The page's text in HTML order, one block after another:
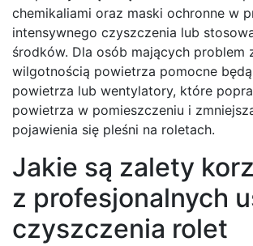
chemikaliami oraz maski ochronne w
intensywnego czyszczenia lub
środków. Dla osób mających problem
wilgotnością powietrza pomocne
powietrza lub wentylatory, które
powietrza w pomieszczeniu i
pojawienia się pleśni na roletach.
Jakie są zalety
z profesjonalnych
czyszczenia rolet